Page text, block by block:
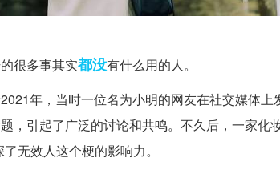
很多事其实都没有什么用的人。
年，当时一位名为小明的网友在社交媒体
，引起了广泛的讨论和共鸣。不久后，一家化
无效人这个梗的影响力。